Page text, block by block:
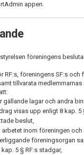
appen.
föreningens
RF:s, föreningens SF:s
tillvarata medlemmarnas
gällande lagar och andra
visas upp enligt 8 kap. 5
beslut,
inom föreningen
föreningsorgan
5 § RF:s stadgar,